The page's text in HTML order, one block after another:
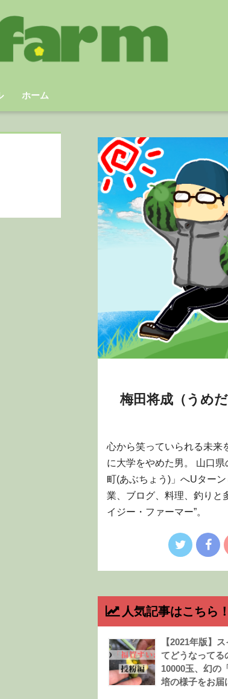
ホーム
梅田将成（うめ
心から笑っていられる未来
に大学をやめた男。 山口
町(あぶちょう)」へUター
業、ブログ、料理、釣りと
イジー・ファーマー”。
人気記事はこちら！
【2021年版】
てどうなってる
10000玉、幻の
培の様子をお届